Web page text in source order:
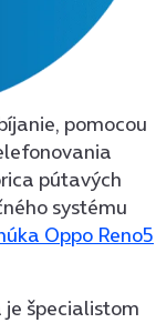
pomocou
pútavých
systému
Oppo Reno5
špecialistom